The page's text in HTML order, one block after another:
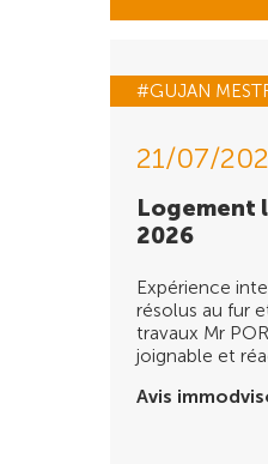
#GUJAN
21/07/
Logement
2026
Expérience
résolus au fur
travaux Mr
joignable et
Avis